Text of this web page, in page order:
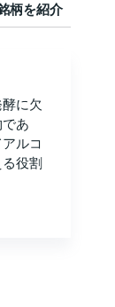
柄を紹介
に欠
あ
ルコ
役割